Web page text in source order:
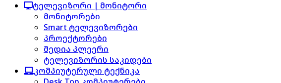
ტელევიზორი | მონიტორი
მონიტორები
Smart ტელევიზორები
პროექტორები
მედია პლეერი
ტელევიზორის საკიდები
კომპიუტერული ტექნიკა